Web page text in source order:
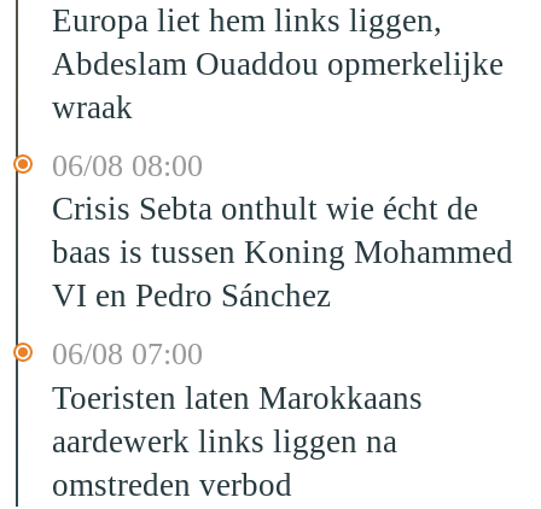
Europa liet hem links liggen,
Abdeslam Ouaddou opmerkelijke
wraak
06/08 08:00
Crisis Sebta onthult wie écht de
baas is tussen Koning Mohammed
VI en Pedro Sánchez
06/08 07:00
Toeristen laten Marokkaans
aardewerk links liggen na
omstreden verbod